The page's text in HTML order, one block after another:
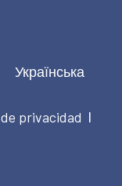
Українська
privacidad |